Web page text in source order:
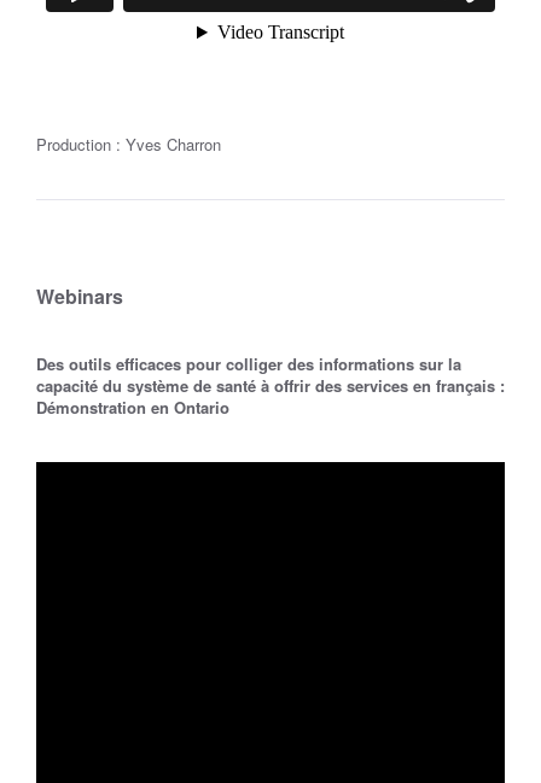
Production : Yves Charron
Webinars
Des outils efficaces pour colliger des informations sur la
capacité du système de santé à offrir des services en français :
Démonstration en Ontario